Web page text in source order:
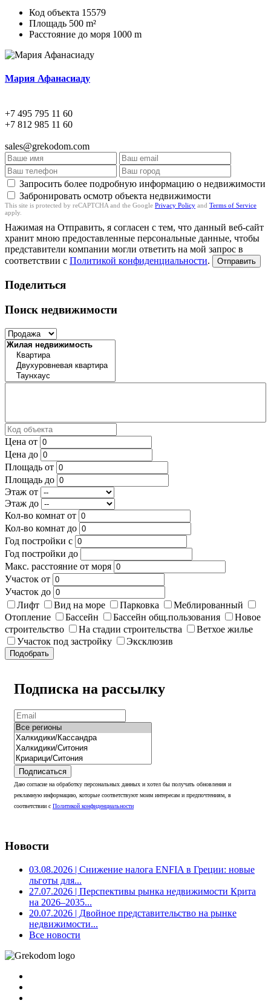
Код объекта 15579
Площадь 500 m²
Расстояние до моря 1000 m
Мария Афанасиаду
+7 495 795 11 60
+7 812 985 11 60
sales@grekodom.com
Запросить более подробную информацию о недвижимости
Забронировать осмотр объекта недвижимости
This site is protected by reCAPTCHA and the Google Privacy Policy and Terms of Service
apply.
Нажимая на Отправить, я согласен с тем, что данный веб-сайт
хранит мною предоставленные персональные данные, чтобы
представители компании могли ответить на мой запрос в
соответствии с Политикой конфиденциальности. Отправить
Поделиться
Поиск недвижимости
Цена от
Цена до
Площадь от
Площадь до
Этаж от
Этаж до
Кол-во комнат от
Кол-во комнат до
Год постройки с
Год постройки до
Макс. расстояние от моря
Участок от
Участок до
Лифт
Вид на море Парковка
Меблированный
Отопление
Бассейн Бассейн общ.пользования
Новое
строительство
На стадии строительства
Ветхое жилье
Участок под застройку
Эксклюзив
Подобрать
Подписка на рассылку
Подписаться
Даю согласие на обработку персональных данных и хотел бы получать обновления и
рекламную информацию, которые соответствуют моим интересам и предпочтениям, в
соответствии с Политикой конфиденциальности
Новости
03.08.2026 | Снижение налога ENFIA в Греции: новые
льготы для...
27.07.2026 | Перспективы рынка недвижимости Крита
на 2026–2035...
20.07.2026 | Двойное представительство на рынке
недвижимости...
Все новости